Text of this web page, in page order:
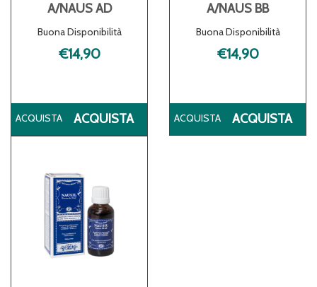
A/NAUS AD
Buona Disponibilità
€14,90
ACQUISTA
ACQUISTA NAUSEA
A/NAUS BB
Buona Disponibilità
€14,90
ACQUISTA